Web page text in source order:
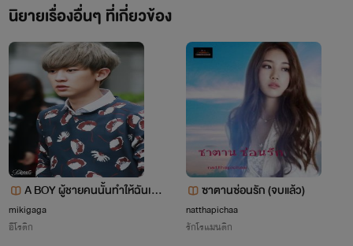
เพื่อแผ่นดินจันผาคำนครต้องทรงจำยอมเสี่ยง เพื่อดาบน้ำพี้ศรี
จำปา ในยามนี้พระองค์ทรงแต่งเครื่องยศแม่ทัพ มิใช่เจ้าชายอีก
ต่อไป สวมบทบาท เวหาพระพี่เลี้ยง โชคดีนัก ในเมืองนี้ไม่มีใครรู้
ว่ารูปร่าง หน้าตาเจ้าชายเป็นเช่นไร
แต่แล้วพระองค์กลับพลาดท่าถูกจับเป็นเชลยศึก เหตุนี้เวหาได้
ถอยทัพหลวงกลับ ไม่ทำศึก เพราะทหารคนเดียวถูกจับ เวหาถูก
ยื่นข้อต่อรอง ให้ถอยทัพหลวงและกำลังพลนับแสนไปถึงจันผาคำ
นคร แล้วศรีจำปานครจะปล่อยเชลยทันที
นิยายเรื่องอื่นๆ ที่เกี่ยวข้อง
A BOY ผู้ชายคนนั้นทำให้ฉันเปลี่
ยนไป
mikigaga
อีโรติก
ซาตานซ่อนรัก (จบแล้ว)
natthapichaa
รักโรแมนติก